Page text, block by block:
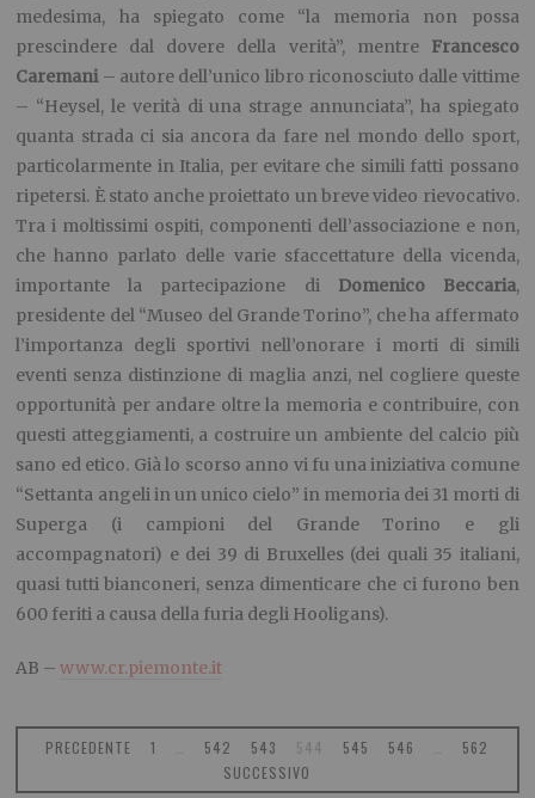
medesima, ha spiegato come “la memoria non possa
prescindere dal dovere della verità”, mentre Francesco
Caremani– autore dell’unico libro riconosciuto dalle vittime
– “Heysel, le verità di una strage annunciata”, ha spiegato
quanta strada ci sia ancora da fare nel mondo dello sport,
particolarmente in Italia, per evitare che simili fatti possano
ripetersi. È stato anche proiettato un breve video rievocativo.
Tra i moltissimi ospiti, componenti dell’associazione e non,
che hanno parlato delle varie sfaccettature della vicenda,
importante la partecipazione di Domenico Beccaria,
presidente del “Museo del Grande Torino”, che ha affermato
l’importanza degli sportivi nell’onorare i morti di simili
eventi senza distinzione di maglia anzi, nel cogliere queste
opportunità per andare oltre la memoria e contribuire, con
questi atteggiamenti, a costruire un ambiente del calcio più
sano ed etico. Già lo scorso anno vi fu una iniziativa comune
“Settanta angeli in un unico cielo” in memoria dei 31 morti di
Superga (i campioni del Grande Torino e gli
accompagnatori) e dei 39 di Bruxelles (dei quali 35 italiani,
quasi tutti bianconeri, senza dimenticare che ci furono ben
600 feriti a causa della furia degli Hooligans).
AB –www.cr.piemonte.it
PRECEDENTE 1 542 543 544 545 546
562
SUCCESSIVO